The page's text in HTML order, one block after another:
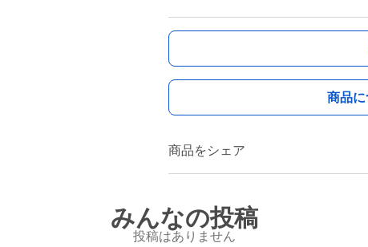
商品
商品をシェア
みんなの投稿
投稿はありません